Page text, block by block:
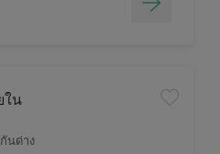
ใน
นด่าง